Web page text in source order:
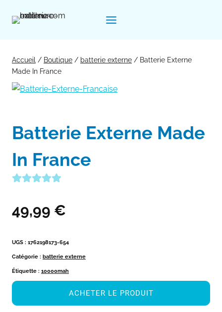
Accueil / Boutique / batterie externe / Batterie Externe
Made In France
Batterie Externe Made
In France
49,99 €
UGS : 1762198173-654
Catégorie : batterie externe
Étiquette : 10000mah
ACHETER LE PRODUIT